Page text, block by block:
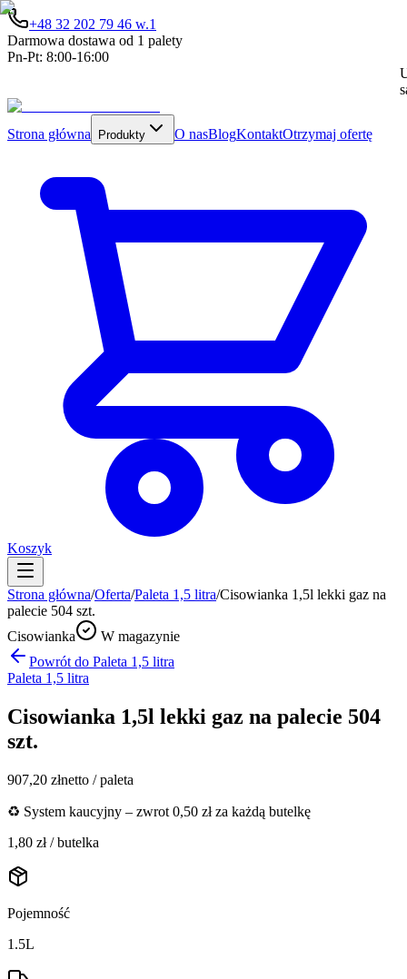
+48 32 202 79 46 w.1
Darmowa dostawa od 1 palety
Pn-Pt: 8:00-16:00
Strona główna Produkty O nasBlogKontaktOtrzymaj ofertę
Koszyk
Strona główna/Oferta/Paleta 1,5 litra/Cisowianka 1,5l lekki gaz na
palecie 504 szt.
Cisowianka
W magazynie
Powrót do Paleta 1,5 litra
Paleta 1,5 litra
Cisowianka 1,5l lekki gaz na palecie 504
szt.
907,20 złnetto / paleta
♻️ System kaucyjny – zwrot 0,50 zł za każdą butelkę
1,80 zł / butelka
Pojemność
1.5L